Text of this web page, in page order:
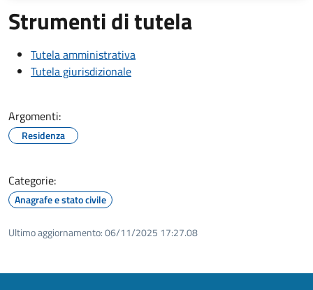
Strumenti di tutela
Tutela amministrativa
Tutela giurisdizionale
Argomenti:
Residenza
Categorie:
Anagrafe e stato civile
Ultimo aggiornamento:06/11/2025 17:27.08